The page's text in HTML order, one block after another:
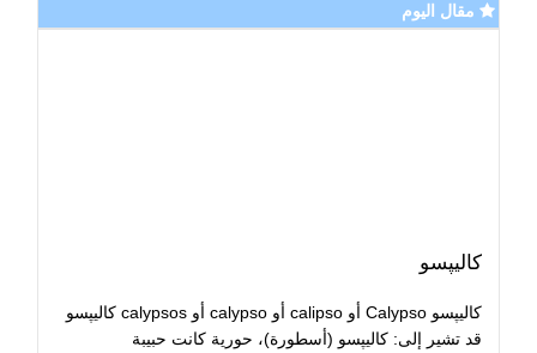
مقال اليوم
كاليپسو
كاليپسو Calypso أو calipso أو calypso أو calypsos كاليپسو
قد تشير إلى: كاليپسو (أسطورة)، حورية كانت حبيبة